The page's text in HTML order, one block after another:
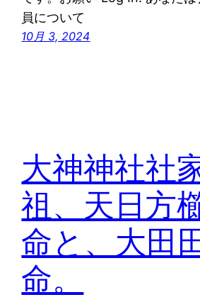
員について
10月 3, 2024
大神神社社
祖、天日方
命と、大田
命。